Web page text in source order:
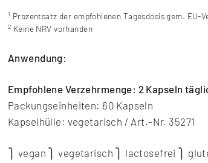
1 Prozentsatz der empfohlenen Tagesdosis gem. EU-
2 Keine NRV vorhanden
Anwendung:
Empfohlene Verzehrmenge: 2 Kapseln
Packungseinheiten: 60 Kapseln
Kapselhülle: vegetarisch / Art.-Nr. 35271
⎫ vegan ⎫ vegetarisch ⎫ lactosefrei ⎫